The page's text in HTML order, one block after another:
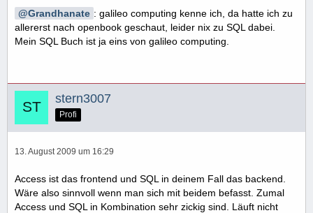
Grandhanate : galileo computing kenne ich, da hatte ich zu
allererst nach openbook geschaut, leider nix zu SQL dabei.
Mein SQL Buch ist ja eins von galileo computing.
stern3007
Profi
13. August 2009 um 16:29
Access ist das frontend und SQL in deinem Fall das backend.
Wäre also sinnvoll wenn man sich mit beidem befasst. Zumal
Access und SQL in Kombination sehr zickig sind. Läuft nicht